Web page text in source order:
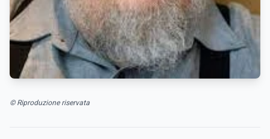
© Riproduzione riservata